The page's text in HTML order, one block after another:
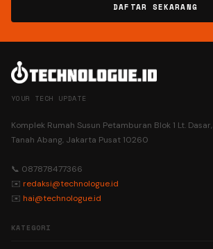
DAFTAR SEKARANG
YOUR TECH UPDATE
Komplek Rumah Susun Petamburan Blok 1 Lt. Dasar,
Tanah Abang, Jakarta Pusat 10260
📞 087878477366
✉️ redaksi@technologue.id
✉️ hai@technologue.id
KATEGORI